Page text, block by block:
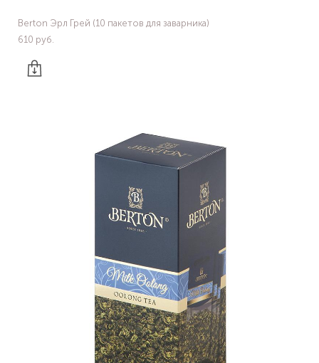
Berton Эрл Грей (10 пакетов для заварника)
610 pуб.